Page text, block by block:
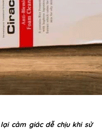
cảm giác dễ chịu khi sử